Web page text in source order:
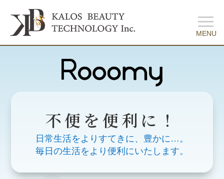
不便を便利に！
日常生活をよりすてきに、豊かに…。
毎日の生活をより便利にいたします。